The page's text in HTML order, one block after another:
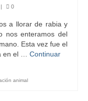
0
a llorar de rabia y
nos enteramos del
Esta vez fue el
en el … Continuar
animal